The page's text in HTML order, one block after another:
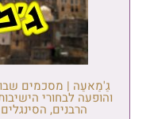
גַ'מַאעַה | מסכמים
והופעה לבחורי
הרבנים,